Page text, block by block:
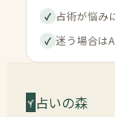
✓ 占術が悩み
✓ 迷う場合は
占いの森